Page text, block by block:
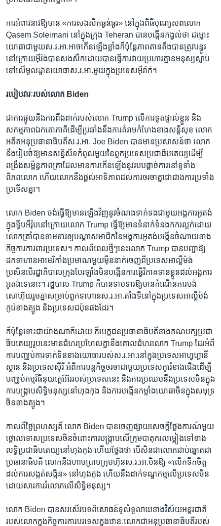
ការ​អំពាវនាវ​ឱ្យ​មាន «ការ​សង​សឹក​ធ្ងន់​ធ្ងរ» ​នៅ​ក្នុង​ពិធីបុណ្យសព​លោក
Qasem Soleimani នៅ​ក្នុង​ក្រុង Teheran ​បាន​បង្កើន​កង្វល់ថា ​ជម្លោះ​
យោធាជា​មួយ​ស.រ.អា.​អាច​កើន​ឡើង​ខ្លាំង​ក៏​ប៉ុន្តែ​ភាព​តានតឹង​បាន​ត្រូវ​បន្ធូរ​
នៅ​ក្រោយ​អ៊ីរ៉ង់​បាន​សងសឹកដោយ​បាន​ធ្វើ​ការ​វាយ​ប្រហារគ្មាន​មនុស្ស​ស្លាប់​
ទៅ​លើ​មូលដ្ឋានយោធា​ស.រ.អា.​មួយក្នុង​ប្រទេស​អ៊ីរ៉ាក់។
របៀបវារៈ​របស់​លោក Biden
ជា​ការ​ផ្ទុយ​នឹងការ​ពឹង​ពាក់​របស់​លោក Trump លើការ​ទូត​ផ្ទាល់​ខ្លួន​ និង​
សកម្មភាព​ឯកតោ​ភាគីដើម្បី​ប្រឆាំង​នឹង​ការ​គំរាមកំហែង​ខាង​សន្តិសុខ លោក​
អតីត​អនុប្រធានាធិបតី​ស.រ.អា. Joe Biden ​បាន​មានប្រសាសន៍​ថា​ លោក​
នឹង​រៀប​ចំ​ឱ្យ​មានសន្និសីទ​កំពូល​មួយ​នៃពួក​ប្រទេសប្រជាធិបតេយ្យដើម្បី​
ពង្រឹង​សម្ព័ន្ធភាព​គ្រា​ដែល​មាន​ការ​កើន​ឡើង​នូវ​របប​ផ្តាច់​ការ​នៅ​ទូទាំង​
ពិភពលោក​ ហើយ​លោក​នឹង​ផ្តល់​អាទិភាព​ដល់​ការ​ចរចា​គ្នា​ជា​ជាង​ការ​ប្រទាំង​
ប្រទើស​គ្នា។
លោក Biden ​ចង់​ធ្វើ​ឱ្យ​មាន​ឡើង​វិញ​នូវ​ចំណង​ទាក់ទង​ជាមួយ​អង្គការអូតង់​
ក្នុង​ទ្វីប​អឺរ៉ុបនៅ​ក្រោយ​លោក Trump ធ្វើ​ឱ្យ​មាន​ទំនាក់ទំនង​កករ​ល្អក់​ដោយ​
លោក​ត្រាំបាន​ទាមទារ​ឲ្យ​បណ្តា​សមាជិក​នៃ​អង្គការ​អូតង់​បង្កើនចំណាយ​ខាង​
កិច្ចការ​ការពារ​ប្រទេស។​ កាល​ពី​ពេល​ថ្មីៗ​នេះ​លោក Trump បានបញ្ជា​ឱ្យ​
ដក​ទាហានអាមេរិកាំង​ប្រមាណ​មួយ​ម៉ឺន​នាក់​ចេញ​ពី​ប្រទេស​អាល្លឺម៉ង់​
ប្រសិនបើ​រដ្ឋាភិបាល​ក្រុង​បែរឡាំង​មិន​បង្កើនការធ្វើ​វិភាគទាន​ខ្លួន​ដល់​អង្គការ​
អូតង់​ទេ​នោះ។ រដ្ឋបាល Trump ក៏​បាន​ទាម​ទារឱ្យ​មាន​កំណើន​ការ​បង់​
សោហ៊ុយ​រួមគ្នាសម្រាប់ពួក​ទាហាន​ស.រ.អា.​តាំង​ទី​នៅ​ក្នុង​ប្រទេស​អាល្លឺម៉ង់
កូរ៉េខាងត្បូង ​និង​ប្រទេស​ជប៉ុន​ផង​ដែរ។
ក៏​ប៉ុន្តែ​ទោះ​ជា​យ៉ាង​ណា​ក៏​ដោយ ​ក៏បេក្ខជនប្រធានាធិបតីខាង​គណបក្ស​ប្រជា
ធិបតេយ្យ​រូប​នេះ​មាន​ជំហរ​ប្រហែល​គ្នានឹង​គោលជំហរ​លោក​ Trump ដែរ​អំពី​
ការ​បញ្ឈប់​ការ​ទាក់ទិនខាង​យោធា​របស់ស.រ.អា.​នៅ​ក្នុង​ប្រទេស​អាហ្វហ្គានី
ស្ថាន​ និង​ប្រទេស​ស៊ីរី​ អំពី​ការ​បន្តកិច្ច​ចរចា​ជា​មួយ​ប្រទេស​កូរ៉េ​ខាង​ជើង​ដើម្បី
បញ្ឈប់​កម្មវិធីនុយក្លេអ៊ែររបស់​ប្រទេស​នេះ​ និង​ការ​ប្រឈម​នឹង​ប្រទេស​ចិន​ក្នុង​
ការ​បង្ក្រាប​សិទ្ធិ​មនុស្ស​នៅ​ហុងកុង​ និង​ការ​បង្កើន​កម្លាំង​យោធា​ចិន​ក្នុង​សមុទ្រ​
ចិន​ខាងត្បូង។
កាល​ពី​ថ្ងៃព្រហស្បតិ៍​ លោក Biden បាន​ចេញផ្សាយសេចក្តី​ថ្លែងការណ៍​មួយ​
ថ្កោល​ទោសប្រទេស​ចិនចំពោះការ​បង្ក្រាបលើ​ក្រុម​បាតុករ​លម្អៀង​ទៅ​ខាង​
លទ្ធិ​ប្រជាធិបតេយ្យ​នៅ​ហុង​កុង ហើយ​ថ្លែង​ថា បើ​សិន​ជាលោកជាប់​ឆ្នោត​ជា​
ប្រធានាធិបតី​ លោក​នឹង​ហាមប្រាមក្រុមហ៊ុន​ស.រ.អា.​មិន​ឱ្យ «លើក​ទឹក​ចិត្ត​
ដល់​ការ​សង្កត់សង្កិន»​ នៅហុងកុង ​ហើយ​នឹង​ដាក់​ទណ្ឌកម្មលើ​ប្រទេស​ចិន
ដោយ​សារការ​រំលោភ​លើ​សិទ្ធិ​មនុស្ស។
លោក​ Biden បាន​សរសើរបទ​ពិសោធន៍​ទូលំ​ទូលាយ​ខាង​វិស័យ​អន្តរជាតិ​
របស់​លោកក្នុង​កិច្ចការ​ការបរទេស​ក្នុង​ឋានៈ​លោក​ជា​អនុប្រធានាធិបតីរបស់​